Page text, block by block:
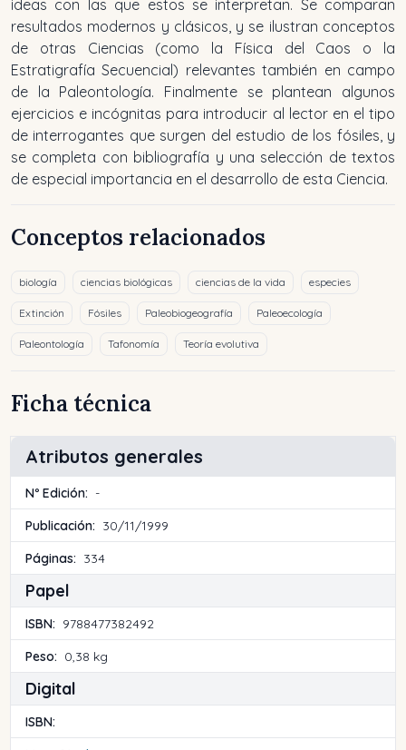
ideas con las que estos se interpretan. Se comparan
resultados modernos y clásicos, y se ilustran conceptos
de otras Ciencias (como la Física del Caos o la
Estratigrafía Secuencial) relevantes también en campo
de la Paleontología. Finalmente se plantean algunos
ejercicios e incógnitas para introducir al lector en el tipo
de interrogantes que surgen del estudio de los fósiles, y
se completa con bibliografía y una selección de textos
de especial importancia en el desarrollo de esta Ciencia.
Conceptos relacionados
biología ciencias biológicas ciencias de la vida especies
Extinción Fósiles Paleobiogeografía Paleoecología
Paleontología Tafonomía Teoría evolutiva
Ficha técnica
Atributos generales
Nº Edición: -
Publicación: 30/11/1999
Páginas: 334
Papel
ISBN: 9788477382492
Peso: 0,38 kg
Digital
ISBN: